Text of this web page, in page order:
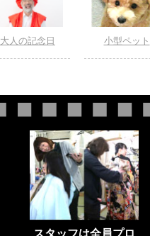
大人の記念日 小型ペット